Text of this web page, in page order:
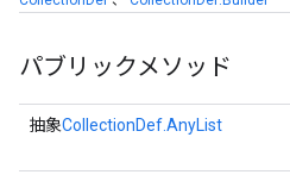
パブリックメソッド
抽象CollectionDef.AnyList